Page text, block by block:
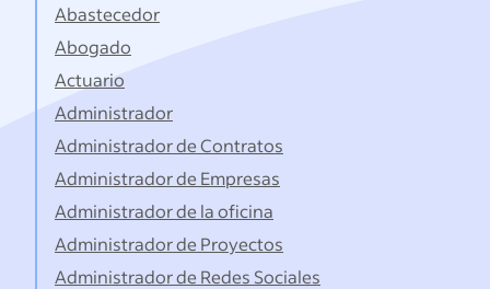
Abastecedor
Abogado
Actuario
Administrador
Administrador de Contratos
Administrador de Empresas
Administrador de la oficina
Administrador de Proyectos
Administrador de Redes Sociales